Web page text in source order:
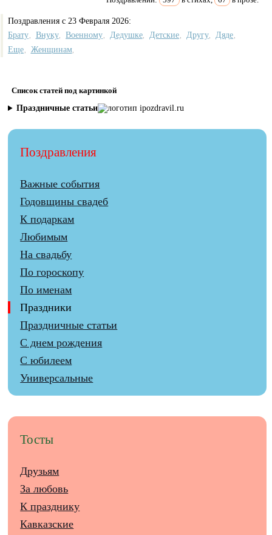
Поздравления с 23 Февраля 2026:
Брату
Внуку Военному Дедушке Детские Другу Дяде
Еще Женщинам
Список статей под картинкой
Праздничные статьи
Поздравления
Важные события
Годовщины свадеб
К подаркам
Любимым
На свадьбу
По гороскопу
По именам
Праздники
Праздничные статьи
С днем рождения
С юбилеем
Универсальные
Тосты
Друзьям
За любовь
К празднику
Кавказские